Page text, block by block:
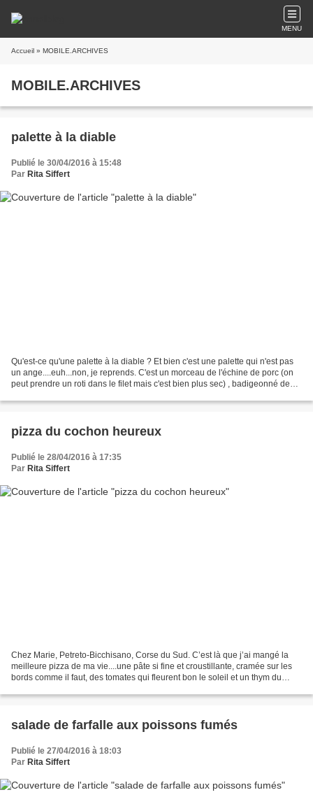
MENU
Accueil » MOBILE.ARCHIVES
MOBILE.ARCHIVES
palette à la diable
Publié le 30/04/2016 à 15:48
Par Rita Siffert
Qu'est-ce qu'une palette à la diable ? Et bien c'est une palette qui n'est pas
un ange....euh...non, je reprends. C'est un morceau de l'échine de porc (on
peut prendre un roti dans le filet mais c'est bien plus sec) , badigeonné de
pizza du cochon heureux
Publié le 28/04/2016 à 17:35
Par Rita Siffert
Chez Marie, Petreto-Bicchisano, Corse du Sud. C’est là que j’ai mangé la
meilleure pizza de ma vie....une pâte si fine et croustillante, cramée sur les
bords comme il faut, des tomates qui fleurent bon le soleil et un thym du
salade de farfalle aux poissons fumés
Publié le 27/04/2016 à 18:03
Par Rita Siffert